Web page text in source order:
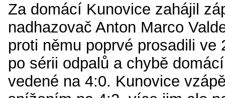
Za domácí Kunovice zahájil
nadhazovač Anton Marco
proti němu poprvé prosadili ve
po sérii odpalů a chybě
vedené na 4:0. Kunovice